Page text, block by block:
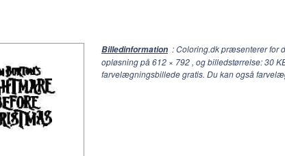
Billedinformation : Coloring.dk præsenterer for
opløsning på612 × 792, og billedstørrelse: 30
farvelægningsbillede gratis. Du kan også